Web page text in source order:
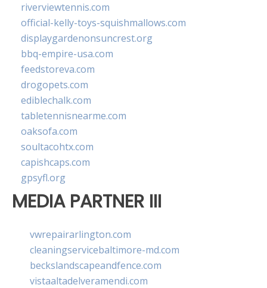
riverviewtennis.com
official-kelly-toys-squishmallows.com
displaygardenonsuncrest.org
bbq-empire-usa.com
feedstoreva.com
drogopets.com
ediblechalk.com
tabletennisnearme.com
oaksofa.com
soultacohtx.com
capishcaps.com
gpsyfl.org
MEDIA PARTNER III
vwrepairarlington.com
cleaningservicebaltimore-md.com
beckslandscapeandfence.com
vistaaltadelveramendi.com